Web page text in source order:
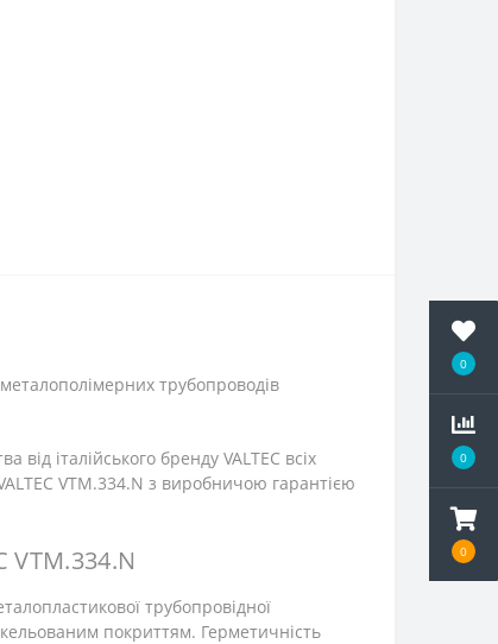
0
0
0
трубопроводів
італійського бренду VALTEC всіх
VTM.334.N з виробничою гарантією
VTM.334.N
трубопровідної
покриттям. Герметичність